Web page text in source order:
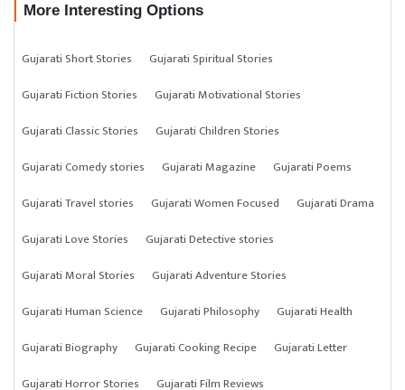
More Interesting Options
Gujarati Short Stories
Gujarati Spiritual Stories
Gujarati Fiction Stories
Gujarati Motivational Stories
Gujarati Classic Stories
Gujarati Children Stories
Gujarati Comedy stories
Gujarati Magazine
Gujarati Poems
Gujarati Travel stories
Gujarati Women Focused
Gujarati Drama
Gujarati Love Stories
Gujarati Detective stories
Gujarati Moral Stories
Gujarati Adventure Stories
Gujarati Human Science
Gujarati Philosophy
Gujarati Health
Gujarati Biography
Gujarati Cooking Recipe
Gujarati Letter
Gujarati Horror Stories
Gujarati Film Reviews